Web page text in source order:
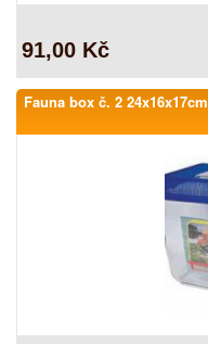
91,00 Kč
Fauna box č. 2 24x16x17cm